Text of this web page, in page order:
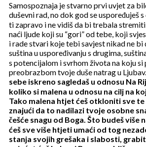
Samospoznaja je stvarno prvi uvjet za
duševni rad, no dok god se uspoređuješ
ti zapravo i ne vidiš da bi trebala
naći ljude koji su “gori” od tebe, koji
i rade stvari koje tebi savjest nikad ne bi
suština u uspoređivanju s drugima,
s potencijalom i svrhom života na koju
preobrazbom tvoje duše natrag u Ljubav.
sebe iskreno sagledaš u odnosu Na
koliko si malena u odnosu na cilj na
Tako malena htjet ćeš otkloniti sve
znajući da to nadilazi tvoje osobne
češće snagu od Boga. Što budeš više
ćeš sve više htjeti umaći od tog
stanja svojih grešaka i slabosti, grabit